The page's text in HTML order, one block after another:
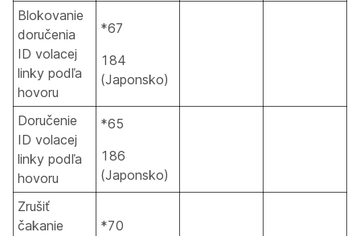
Blokovanie
doručenia
ID volacej
linky podľa
hovoru
*67
184
(Japonsko)
Doručenie
ID volacej
linky podľa
hovoru
*65
186
(Japonsko)
Zrušiť
čakanie
*70